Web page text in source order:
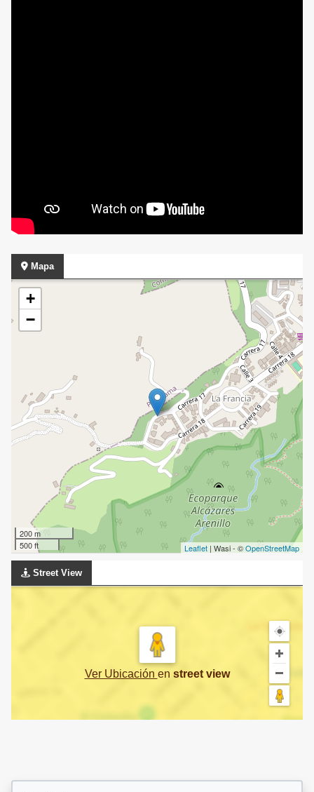
Mapa
+
−
200 m
500 ft
Leaflet | Wasi - ©OpenStreetMap
Street View
Ver Ubicación en street view